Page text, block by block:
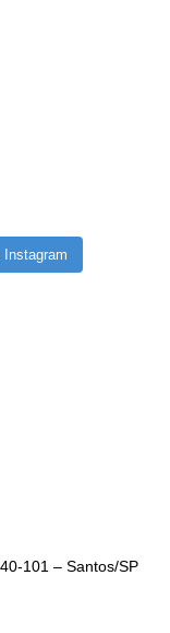
Instagram
101 – Santos/SP